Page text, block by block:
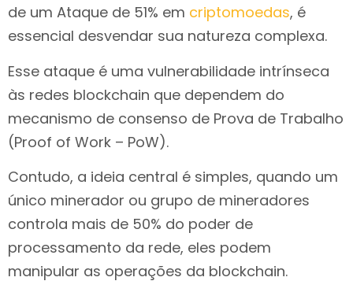
de um Ataque de 51% em criptomoedas, é
essencial desvendar sua natureza complexa.
Esse ataque é uma vulnerabilidade intrínseca
às redes blockchain que dependem do
mecanismo de consenso de Prova de Trabalho
(Proof of Work – PoW).
Contudo, a ideia central é simples, quando um
único minerador ou grupo de mineradores
controla mais de 50% do poder de
processamento da rede, eles podem
manipular as operações da blockchain.